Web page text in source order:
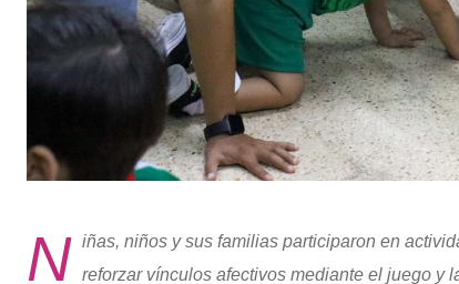
N iñas, niños y sus familias participaron en
reforzar vínculos afectivos mediante el juego y